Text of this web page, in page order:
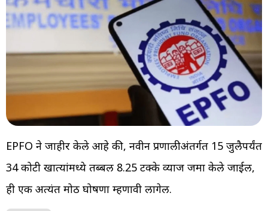
EPFO ​​ने जाहीर केले आहे की, नवीन प्रणालीअंतर्गत 15 जुलैपर्यंत
34 कोटी खात्यांमध्ये तब्बल 8.25 टक्के व्याज जमा केले जाईल,
ही एक अत्यंत मोठी घोषणा म्हणावी लागेल.